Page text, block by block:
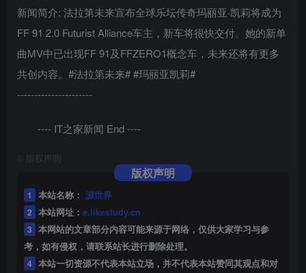
新闻简介: 法拉第未来宣布全球乐坛传奇玛丽亚·凯莉将成为
FF 91 2.0 Futurist Alliance车主，新车将很快交付。她的新单
曲MV中已出现FF 91及FFZERO1概念车，未来还将有更多
共创内容。#法拉第未来# #玛丽亚凯莉#
----------------------
---- IT之家新闻 End ----
版权声明
版权声明
1 本站名称： 源世界
2 本站网址： e.likestudy.cn
3 本网站的文章部分内容可能来源于网络，仅供大家学习与参
考，如有侵权，请联系站长进行删除处理。
4 本站一切资源不代表本站立场，并不代表本站赞同其观点和对